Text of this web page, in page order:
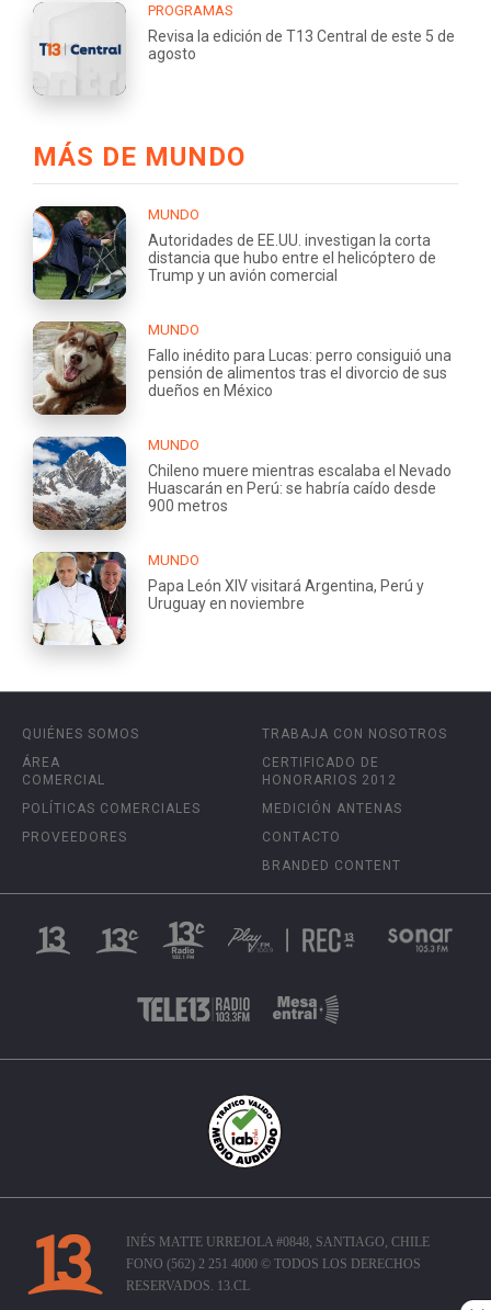
PROGRAMAS
Revisa la edición de T13 Central de este 5 de
agosto
MÁS DE MUNDO
MUNDO
Autoridades de EE.UU. investigan la corta
distancia que hubo entre el helicóptero de
Trump y un avión comercial
MUNDO
Fallo inédito para Lucas: perro consiguió una
pensión de alimentos tras el divorcio de sus
dueños en México
MUNDO
Chileno muere mientras escalaba el Nevado
Huascarán en Perú: se habría caído desde
900 metros
MUNDO
Papa León XIV visitará Argentina, Perú y
Uruguay en noviembre
QUIÉNES SOMOS
ÁREA
COMERCIAL
POLÍTICAS COMERCIALES
PROVEEDORES
TRABAJA CON NOSOTROS
CERTIFICADO DE
HONORARIOS 2012
MEDICIÓN ANTENAS
CONTACTO
BRANDED CONTENT
INÉS MATTE URREJOLA #0848, SANTIAGO, CHILE
FONO (562) 2 251 4000 © TODOS LOS DERECHOS
RESERVADOS. 13.CL